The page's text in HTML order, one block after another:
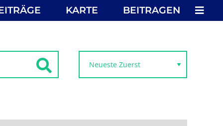
KARTE BEITRAGEN
SUCHEN